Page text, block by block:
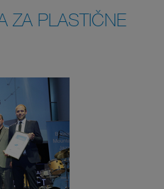
ZA PLASTIČNE